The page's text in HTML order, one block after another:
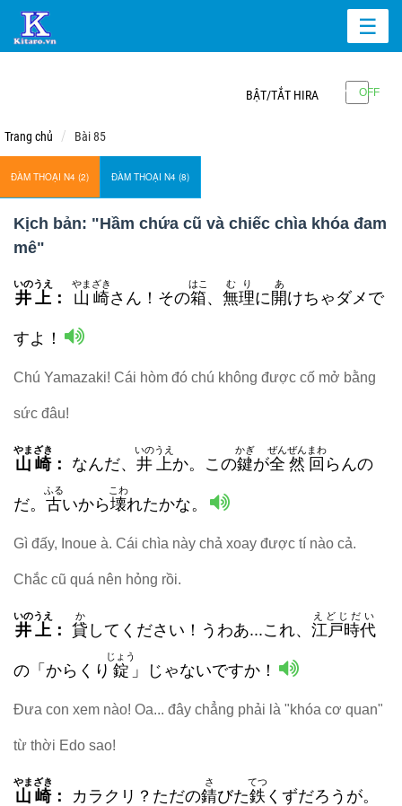
☰
BẬT/TẮT HIRA
Trang chủ Bài 85
ĐÀM THOẠI N4 (2) ĐÀM THOẠI N4 (8)
Kịch bản: "Hầm chứa cũ và chiếc chìa khóa đam
mê"
井上
いのうえ
： 山崎
やまざき
さん！その箱
はこ
、 無理
むり
に開
あ
けちゃダメで
すよ！
Chú Yamazaki! Cái hòm đó chú không được cố mở bằng
sức đâu!
山崎
やまざき
： なんだ、 井上
いのうえ
か。この鍵
かぎ
が全然回
ぜんぜんまわ
らんの
だ。 古
ふる
いから壊
こわ
れたかな。
Gì đấy, Inoue à. Cái chìa này chả xoay được tí nào cả.
Chắc cũ quá nên hỏng rồi.
井上
いのうえ
： 貸
か
してください！うわあ...これ、 江戸時代
えどじだい
の「からくり 錠
じょう
」じゃないですか！
Đưa con xem nào! Oa... đây chẳng phải là "khóa cơ quan"
từ thời Edo sao!
山崎
やまざき
： カラクリ？ただの錆
さ
びた鉄
てつ
くずだろうが。